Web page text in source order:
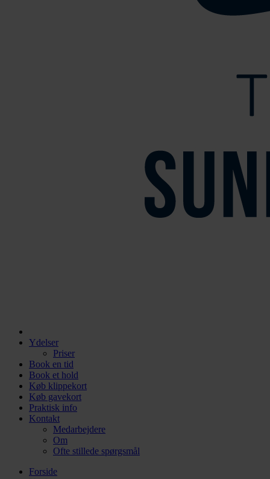
Ydelser
Priser
Book en tid
Book et hold
Køb klippekort
Køb gavekort
Praktisk info
Kontakt
Medarbejdere
Om
Ofte stillede spørgsmål
Forside